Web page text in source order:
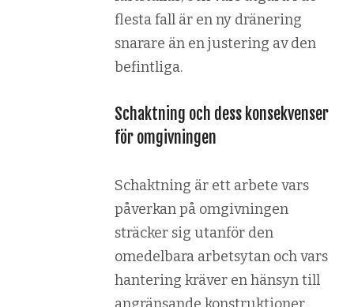
flesta fall är en ny dränering
snarare än en justering av den
befintliga.
Schaktning och dess konsekvenser
för omgivningen
Schaktning är ett arbete vars
påverkan på omgivningen
sträcker sig utanför den
omedelbara arbetsytan och vars
hantering kräver en hänsyn till